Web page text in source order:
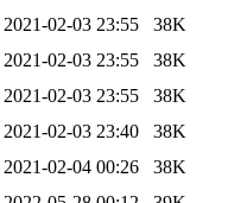
2021-02-03 23:55
38K
2021-02-03 23:55
38K
2021-02-03 23:55
38K
2021-02-03 23:40
38K
2021-02-04 00:26
38K